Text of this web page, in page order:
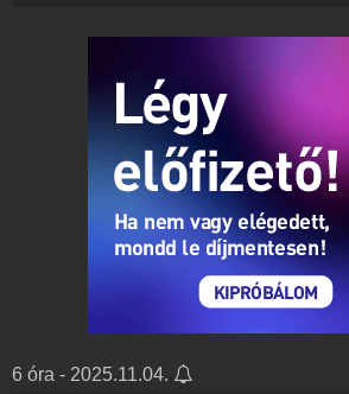
6 óra - 2025.11.04.